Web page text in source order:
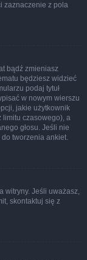
zaznaczenie z pola
bądź zmieniasz
będziesz widzieć
podaj tytuł
w nowym wierszu
jakie użytkownik
limitu czasowego), a
głosu. Jeśli nie
tworzenia ankiet.
witryny. Jeśli uważasz,
skontaktuj się z